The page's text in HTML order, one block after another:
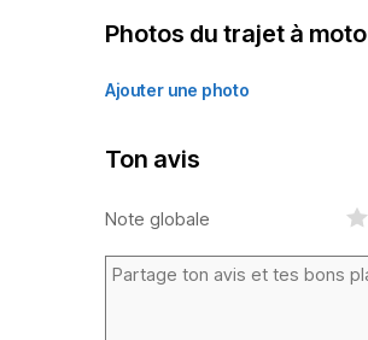
Photos du trajet à moto
Ajouter une photo
Ton avis
Note globale